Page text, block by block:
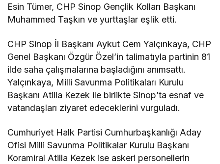
Esin Tümer, CHP Sinop Gençlik Kolları Başkanı
Muhammed Taşkın ve yurttaşlar eşlik etti.
CHP Sinop İl Başkanı Aykut Cem Yalçınkaya, CHP
Genel Başkanı Özgür Özel’in talimatıyla partinin 81
ilde saha çalışmalarına başladığını anımsattı.
Yalçınkaya, Milli Savunma Politikaları Kurulu
Başkanı Atilla Kezek ile birlikte Sinop’ta esnaf ve
vatandaşları ziyaret edeceklerini vurguladı.
Cumhuriyet Halk Partisi Cumhurbaşkanlığı Aday
Ofisi Milli Savunma Politikalar Kurulu Başkanı
Koramiral Atilla Kezek ise askeri personellerin